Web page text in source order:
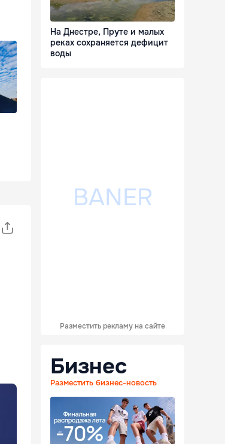
На Днестре, Пруте и малых
реках сохраняется дефицит
воды
Разместить рекламу на сайте
Бизнес
Разместить бизнес-новость